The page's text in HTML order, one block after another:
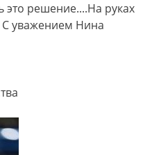
это решение....На руках
С уважением Нина